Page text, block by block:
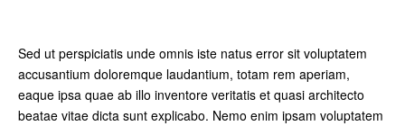
Sed ut perspiciatis unde omnis iste natus error sit voluptatem
accusantium doloremque laudantium, totam rem aperiam,
eaque ipsa quae ab illo inventore veritatis et quasi architecto
beatae vitae dicta sunt explicabo. Nemo enim ipsam voluptatem